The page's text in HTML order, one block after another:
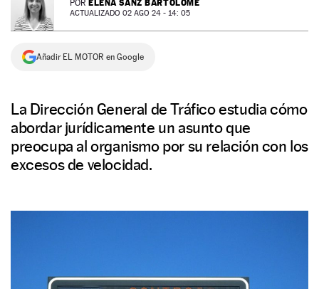
NEWSLETTER
SÍGUENOS
POR ELENA SANZ BARTOLOMÉ
ACTUALIZADO 02 AGO 24 - 14: 05
Añadir EL MOTOR en Google
La Dirección General de Tráfico estudia cómo
abordar jurídicamente un asunto que
preocupa al organismo por su relación con los
excesos de velocidad.